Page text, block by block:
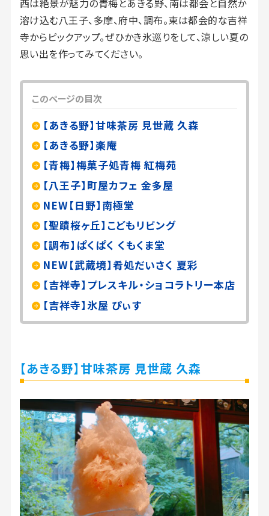
西は絶景が魅力の青梅とあきる野、南は都会と自然か
溶け込む八王子、多摩、府中、調布。東は都会的な吉祥
寺からピックアップ。ぜひかき氷巡りをして、涼しい夏の
思い出を作ってみてください。
このページの目次
【あきる野】甘味茶房 見世蔵 久森
【あきる野】楽庵
【青梅】梅菓子処青梅 紅梅苑
【八王子】町屋カフェ 金多屋
NEW【日野】南極堂
【聖蹟桜ヶ丘】こどもリビング
【調布】ぱくぱく くもくま堂
NEW【武蔵境】肴処だいさく 夏彩
【吉祥寺】プレスキル・ショコラトリー本店
【吉祥寺】氷屋 ぴぃす
【あきる野】甘味茶房 見世蔵 久森